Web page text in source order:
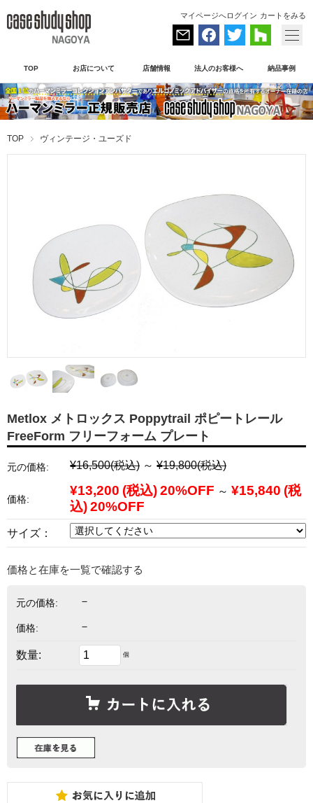
マイページへログイン カートをみる
TOP お店について 店舗情報 法人のお客様へ 納品事例
TOP ヴィンテージ・ユーズド
Metlox メトロックス Poppytrail ポピートレール
FreeForm フリーフォーム プレート
元の価格: ¥16,500(税込) ～ ¥19,800(税込)
価格:
¥13,200 (税込)20%OFF ～ ¥15,840 (税
込)20%OFF
サイズ：
価格と在庫を一覧で確認する
元の価格: －
価格: －
数量: 個